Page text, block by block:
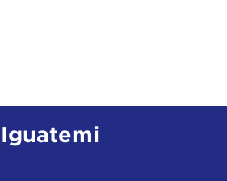
Iguatemi